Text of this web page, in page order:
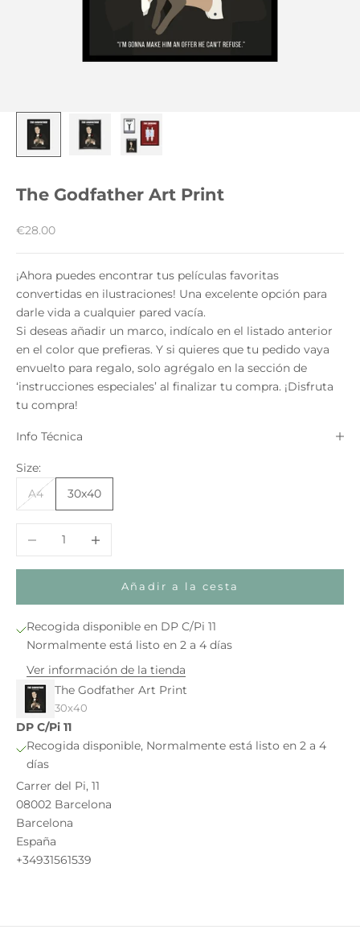
The Godfather Art Print
Precio de oferta
€28.00
¡Ahora puedes encontrar tus películas favoritas
convertidas en ilustraciones! Una excelente opción para
darle vida a cualquier pared vacía.
Si deseas añadir un marco, indícalo en el listado anterior
en el color que prefieras. Y si quieres que tu pedido vaya
envuelto para regalo, solo agrégalo en la sección de
‘instrucciones especiales’ al finalizar tu compra. ¡Disfruta
tu compra!
Info Técnica
Size:
A4
30x40
Reducir cantidad
Añadir a la cesta
Recogida disponible en DP C/Pi 11
Normalmente está listo en 2 a 4 días
Ver información de la tienda
The Godfather Art Print
30x40
DP C/Pi 11
Recogida disponible, Normalmente está listo en 2 a 4
días
Carrer del Pi, 11
08002 Barcelona
Barcelona
España
+34931561539